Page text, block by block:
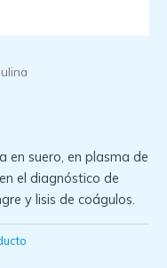
en suero, en plasma de
el diagnóstico de
y lisis de coágulos.